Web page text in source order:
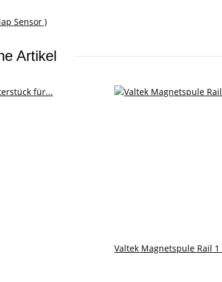
Sensor )
Artikel
Valtek Magnetspule Rail